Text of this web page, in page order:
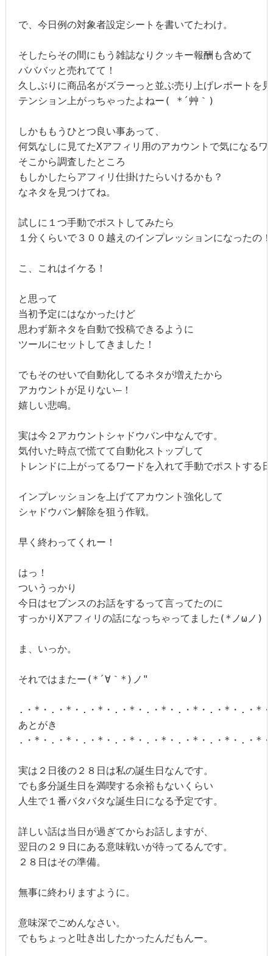
で、今日例の対象者設定シートを書いてたわけ。
そしたらその間にもう雑誌なりクッキー報酬も含めて
バババッと売れてて！
久しぶりに商品名がズラーっと並ぶ売り上げレポートを
テンション上がっちゃったよねー( *´艸｀)
しかももうひとつ良い事あって、
何気なしに見てたXアフィリ用のアカウントで気になるワ
そこから調査したところ
もしかしたらアフィリ仕掛けたらいけるかも？
なネタを見つけてね。
試しに１つ手動でポストしてみたら
１分くらいで３００越えのインプレッションになったの
こ、これはイケる！
と思って
当初予定にはなかったけど
思わず新ネタを自動で投稿できるように
ツールにセットしてきました！
でもそのせいで自動化してるネタが増えたから
アカウントが足りない―！
嬉しい悲鳴。
実は今２アカウントシャドウバン中なんです。
気付いた時点で慌てて自動化ストップして
トレンドに上がってるワードを入れて手動でポストする
インプレッションを上げてアカウント強化して
シャドウバン解除を狙う作戦。
早く終わってくれー！
はっ！
ついうっかり
今日はセブンスのお話をするって言ってたのに
すっかりXアフィリの話になっちゃってました(*ノωノ)
ま、いっか。
それではまたー(*´∀｀*)ノ"
.・*・.・*・.・*・.・*・.・*・.・*・.・*・.・*
あとがき
.・*・.・*・.・*・.・*・.・*・.・*・.・*・.・*
実は２日後の２８日は私の誕生日なんです。
でも多分誕生日を満喫する余裕もないくらい
人生で１番バタバタな誕生日になる予定です。
詳しい話は当日が過ぎてからお話しますが、
翌日の２９日にある意味戦いが待ってるんです。
２８日はその準備。
無事に終わりますように。
意味深でごめんなさい。
でもちょっと吐き出したかったんだもんー。